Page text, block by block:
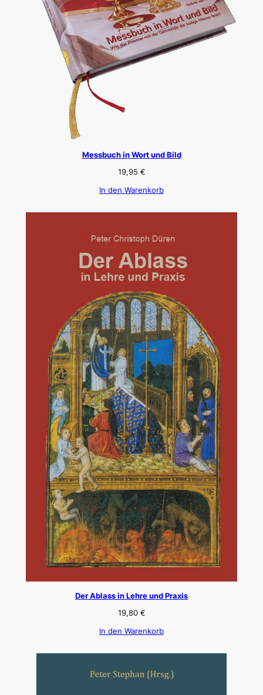
Messbuch in Wort und Bild
19,95 €
In den Warenkorb
Der Ablass in Lehre und Praxis
19,80 €
In den Warenkorb